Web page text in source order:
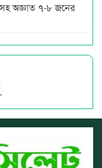
অজ্ঞাত ৭-৮ জনের